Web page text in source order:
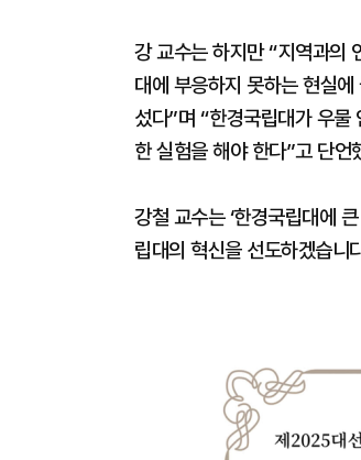
강 교수는 하지만 “지역과의
대에 부응하지 못하는 현실
섰다”며 “한경국립대가 우
한 실험을 해야 한다”고 단언
강철 교수는 ‘한경국립대에
립대의 혁신을 선도하겠습니